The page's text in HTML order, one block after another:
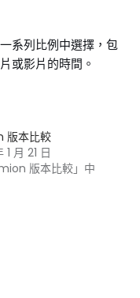
系列比例中選擇，包
或影片的時間。
版本比較
月 21 日
版本比較」中